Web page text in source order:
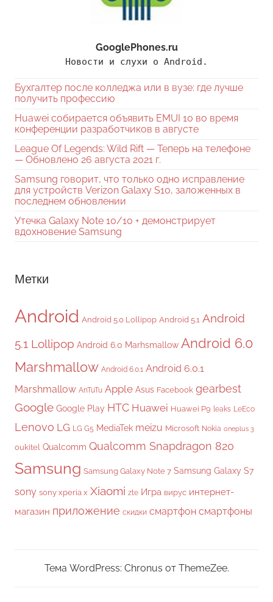
GooglePhones.ru
Новости и слухи о Android.
Бухгалтер после колледжа или в вузе: где лучше
получить профессию
Huawei собирается объявить EMUI 10 во время
конференции разработчиков в августе
League Of Legends: Wild Rift — Теперь на телефоне
— Обновлено 26 августа 2021 г.
Samsung говорит, что только одно исправление
для устройств Verizon Galaxy S10, заложенных в
последнем обновлении
Утечка Galaxy Note 10/10 + демонстрирует
вдохновение Samsung
Метки
Android Android 5.0 Lollipop Android 5.1 Android
5.1 Lollipop Android 6.0 Marhsmallow Android 6.0
Marshmallow Android 6.0.1 Android 6.0.1
Marshmallow AnTuTu Apple Asus Facebook gearbest
Google Google Play HTC Huawei Huawei P9 leaks LeEco
Lenovo LG LG G5 MediaTek meizu Microsoft Nokia oneplus 3
oukitel Qualcomm Qualcomm Snapdragon 820
Samsung Samsung Galaxy Note 7 Samsung Galaxy S7
sony sony xperia x Xiaomi zte Игра вирус интернет-
магазин приложение скидки смартфон смартфоны
Тема WordPress: Chronus от ThemeZee.